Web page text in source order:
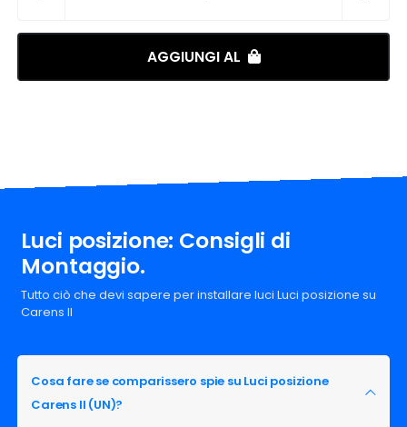
AGGIUNGI AL
Luci posizione: Consigli di
Montaggio.
Tutto ciò che devi sapere per installare luci Luci posizione su
Carens II
Cosa fare se comparissero spie su Luci posizione
Carens II (UN)?